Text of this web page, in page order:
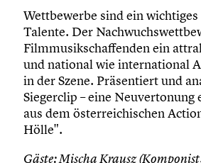
Wettbewerbe sind ein
Talente. Der
Filmmusikschaffenden ein
und national wie international
in der Szene. Präsentiert und
Siegerclip – eine Neuvertonung
aus dem österreichischen
Hölle".
Gäste: Mischa Krausz